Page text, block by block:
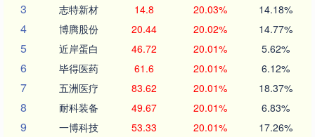
3 志特新材 14.8 20.03% 14.18%
4 博腾股份 20.44 20.02% 14.77%
5 近岸蛋白 46.72 20.01% 5.62%
6 毕得医药 61.6 20.01% 6.12%
7 五洲医疗 83.62 20.01% 18.37%
8 耐科装备 49.67 20.01% 6.83%
9 一博科技 53.33 20.01% 17.26%